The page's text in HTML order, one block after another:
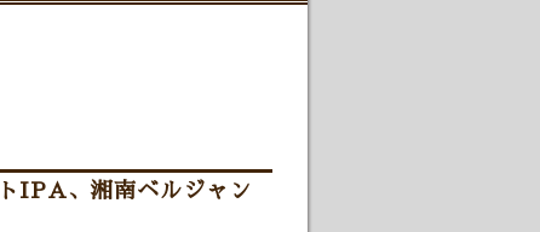
IPA、湘南ベルジャン